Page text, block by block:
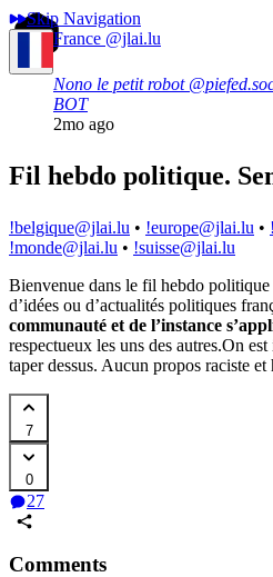
Skip Navigation
France @jlai.lu
Nono le petit robot
BOT
2mo ago
Fil hebdo politique.
!belgique@jlai.lu • !europe@jlai.lu •
!monde@jlai.lu • !suisse@jlai.lu
Bienvenue dans le fil hebdo
d’idées ou d’actualités politiques
communauté et de l’instance
respectueux les uns des autres.On est
taper dessus. Aucun propos raciste et
7
0
27
Comments